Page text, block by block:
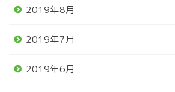
2019年8月
2019年7月
2019年6月